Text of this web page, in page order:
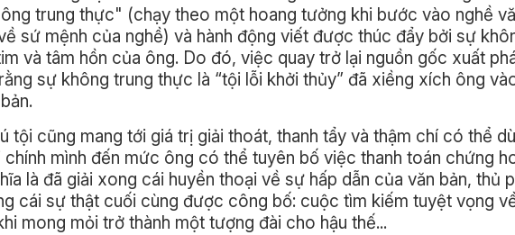
trung thực" (chạy theo một hoang tưởng khi bước vào nghề
sứ mệnh của nghề) và hành động viết được thúc đẩy bởi sự
và tâm hồn của ông. Do đó, việc quay trở lại nguồn gốc xuất
sự không trung thực là “tội lỗi khởi thủy” đã xiềng xích ông
tội cũng mang tới giá trị giải thoát, thanh tẩy và thậm chí có thể
mình đến mức ông có thể tuyên bố việc thanh toán chứng
là đã giải xong cái huyền thoại về sự hấp dẫn của văn bản, thủ
cái sự thật cuối cùng được công bố: cuộc tìm kiếm tuyệt vọng
mong mỏi trở thành một tượng đài cho hậu thế...